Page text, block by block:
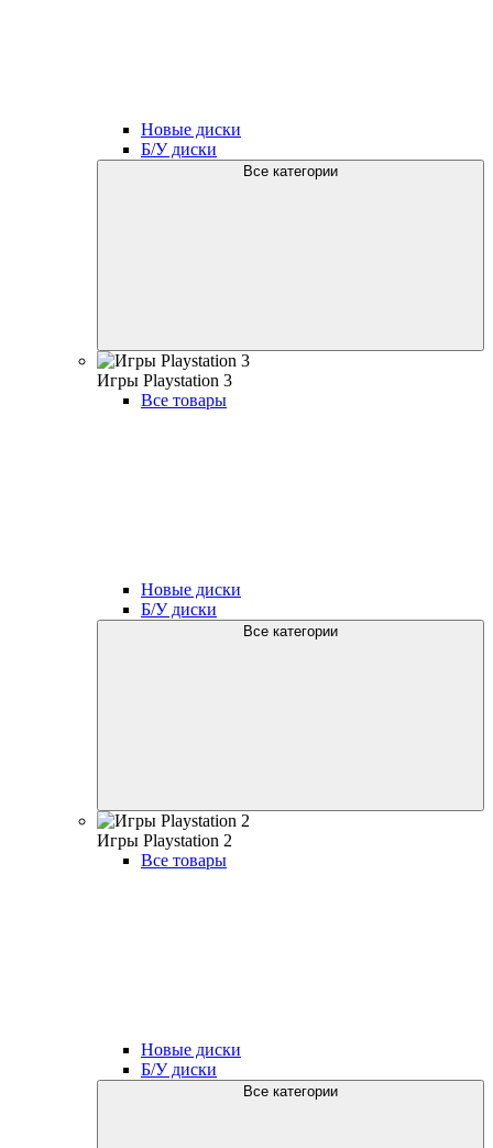
Новые диски
Б/У диски
Все категории
Игры Playstation 3
Все товары
Новые диски
Б/У диски
Все категории
Игры Playstation 2
Все товары
Новые диски
Б/У диски
Все категории